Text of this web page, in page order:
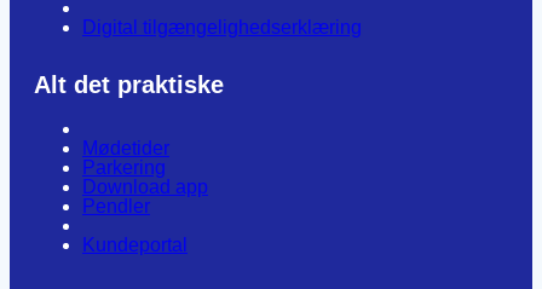
Digital tilgængelighedserklæring
Alt det praktiske
Mødetider
Parkering
Download app
Pendler
Kundeportal